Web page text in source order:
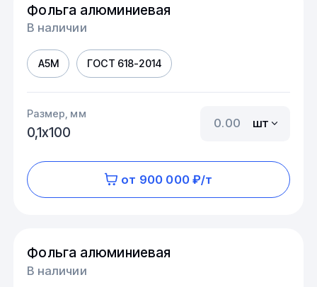
Фольга алюминиевая
В наличии
А5М ГОСТ 618-2014
Размер, мм
0,1х100
шт
от 900 000 ₽/т
Фольга алюминиевая
В наличии